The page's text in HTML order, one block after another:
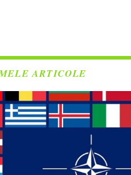
ARTICOLE